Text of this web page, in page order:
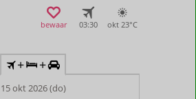
bewaar 03:30 okt 23°C
+ +
15 okt 2026 (do)